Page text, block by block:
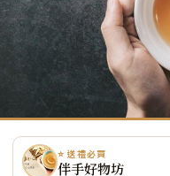
⭐ 送禮必買
伴手好物坊